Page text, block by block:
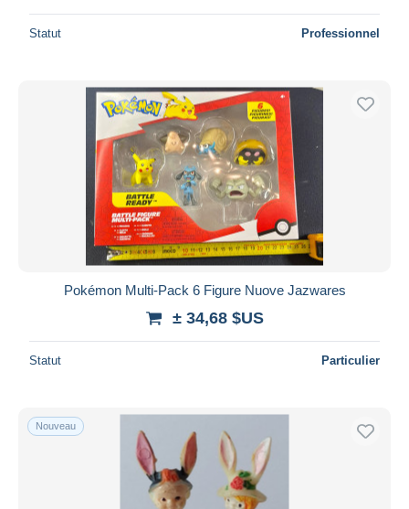
Statut Professionnel
Pokémon Multi-Pack 6 Figure Nuove Jazwares
± 34,68 $US
Statut Particulier
Nouveau